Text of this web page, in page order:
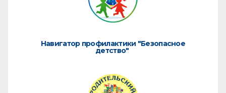
Навигатор профилактики "Безопасное
детство"